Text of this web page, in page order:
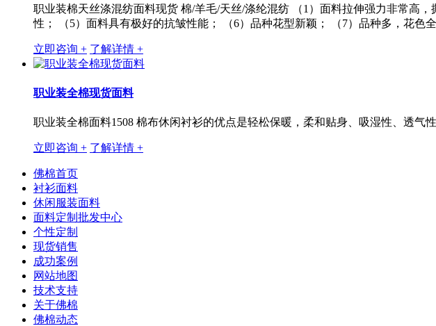
职业装棉天丝涤混纺面料现货 棉/羊毛/天丝/涤纶混纺 （1）面料拉伸强力非常高
性； （5）面料具有极好的抗皱性能； （6）品种花型新颖； （7）品种多，花色全
立即咨询 + 了解详情 +
职业装全棉现货面料
职业装全棉面料1508 棉布休闲衬衫的优点是轻松保暖，柔和贴身、吸湿性、透气性
立即咨询 + 了解详情 +
佛棉首页
衬衫面料
休闲服装面料
面料定制批发中心
个性定制
现货销售
成功案例
网站地图
技术支持
关于佛棉
佛棉动态